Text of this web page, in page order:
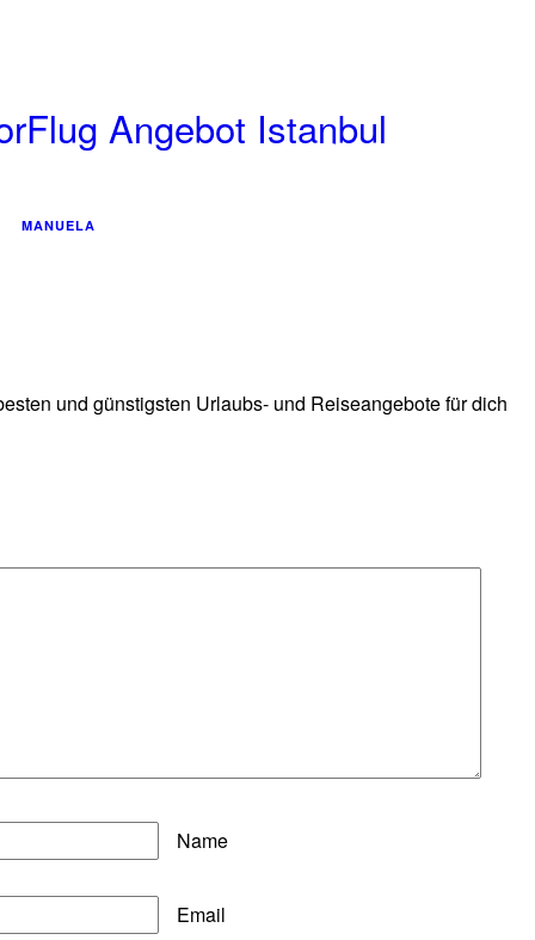
Angebot Istanbul
MANUELA
und günstigsten Urlaubs- und Reiseangebote für dich
Name
Email